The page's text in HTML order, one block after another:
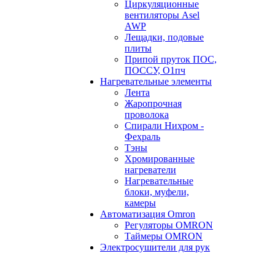
Циркуляционные
вентиляторы Asel
AWP
Лещадки, подовые
плиты
Припой пруток ПОС,
ПОССУ, О1пч
Нагревательные элементы
Лента
Жаропрочная
проволока
Спирали Нихром -
Фехраль
Тэны
Хромированные
нагреватели
Нагревательные
блоки, муфели,
камеры
Автоматизация Omron
Регуляторы OMRON
Таймеры OMRON
Электросушители для рук